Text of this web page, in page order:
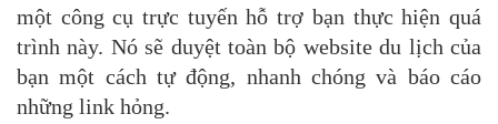
một công cụ trực tuyến hỗ trợ bạn thực hiện quá
trình này. Nó sẽ duyệt toàn bộ website du lịch của
bạn một cách tự động, nhanh chóng và báo cáo
những link hỏng.